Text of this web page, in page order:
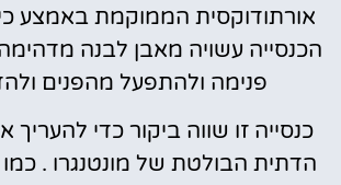
אורתודוקסית הממוקמת באמצע
הכנסייה עשויה מאבן לבנה
פנימה ולהתפעל מהפנים
כנסייה זו שווה ביקור כדי להעריך
הדתית הבולטת של מונטנגרו .